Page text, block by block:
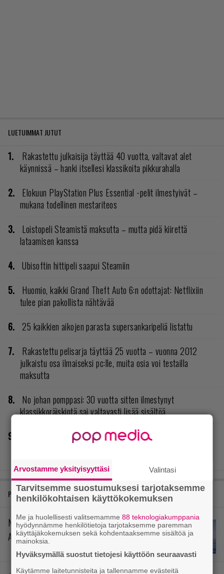
LUETUIMMAT JUTUT
Rakastettu julkaisija täyttää 40 vuotta, valtavat alet
käynnissä – hanki itsellesi klassikoita pikkurahalla
Elokuun PlayStation Plus Essential -pelit ilmestyivät –
mukana todellinen mestariteos
Loistopeli Steamistä maksutta – mutta pidä kiirettä
lataamisen kanssa
Ubisoftin hittipeli saapui Steamiin
Huomio, kaikki Grand Theft Auto 6:n odottajat: Netflixiin
tulee pian pakollista nähtävää
25 kaikkien aikojen parasta supersankaripeliä listattu
Rakastettu pelisarja täyttää 25 vuotta – vuonna 2012
julkaistu osa ilmaiseksi pc:lle, muita osia voi testailla
maksutta
No johan pomppasi: 30 vuotta sitten ilmestynyt
klassikkoräiskintä sai valtavasti lisää sisältöä
Final Fantasy VII Revelation näytillä Gamescom-messujen
PELIARVIOT
Nuori mies ja meri – arvostelussa
Assassin’s Creed Black Flag Resynced
Arvostamme yksityisyyttäsi Valintasi
Tarvitsemme suostumuksesi tarjotaksemme
henkilökohtaisen käyttökokemuksen
Me ja huolellisesti valitsemamme88 teknologiakumppania
hyödynnämme henkilötietoja tarjotaksemme paremman
käyttäjäkokemuksen sekä kohdentaaksemme sisältöä ja
mainoksia.
Hyväksymällä suostut tietojesi käyttöön seuraavasti
Käytämme laitetunnisteita ja tallennamme evästeitä